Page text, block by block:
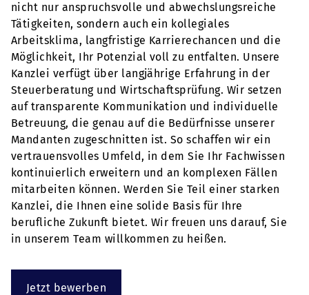
nicht nur anspruchsvolle und abwechslungsreiche
Tätigkeiten, sondern auch ein kollegiales
Arbeitsklima, langfristige Karrierechancen und die
Möglichkeit, Ihr Potenzial voll zu entfalten. Unsere
Kanzlei verfügt über langjährige Erfahrung in der
Steuerberatung und Wirtschaftsprüfung. Wir setzen
auf transparente Kommunikation und individuelle
Betreuung, die genau auf die Bedürfnisse unserer
Mandanten zugeschnitten ist. So schaffen wir ein
vertrauensvolles Umfeld, in dem Sie Ihr Fachwissen
kontinuierlich erweitern und an komplexen Fällen
mitarbeiten können. Werden Sie Teil einer starken
Kanzlei, die Ihnen eine solide Basis für Ihre
berufliche Zukunft bietet. Wir freuen uns darauf, Sie
in unserem Team willkommen zu heißen.
Jetzt bewerben